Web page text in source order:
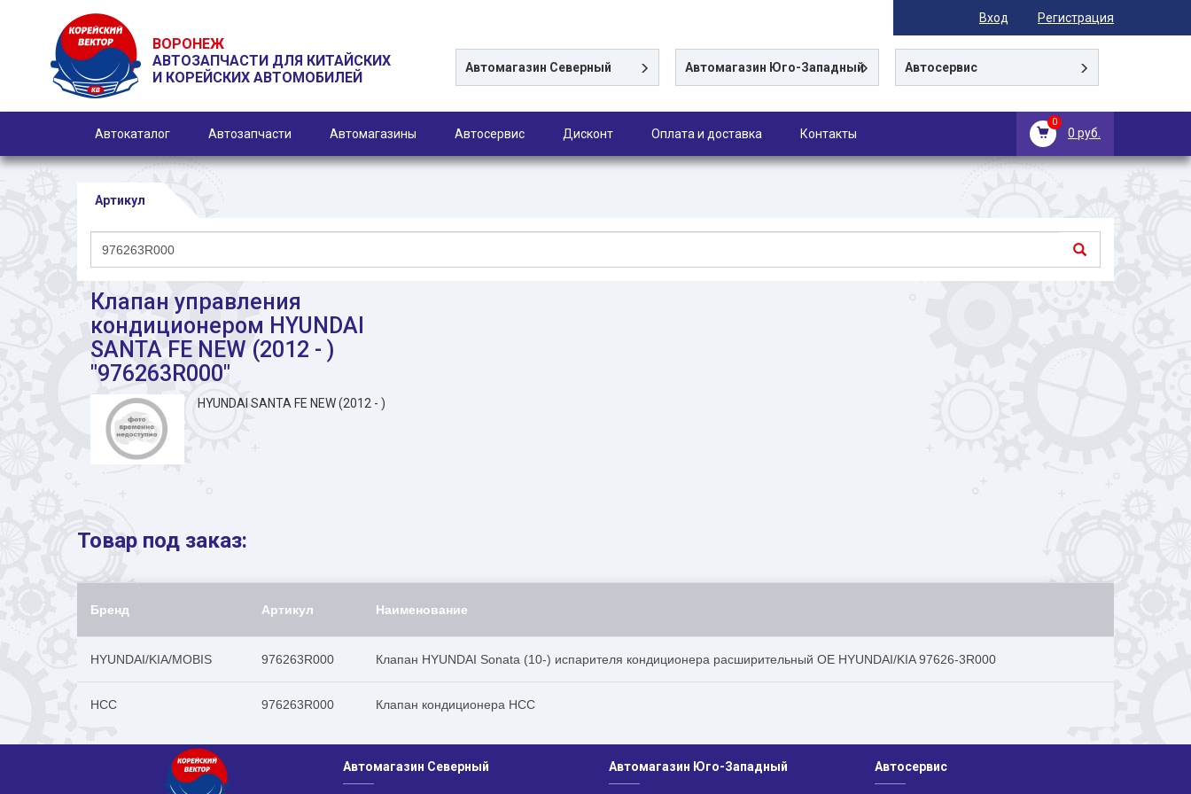
Вход Регистрация
ВОРОНЕЖ
АВТОЗАПЧАСТИ ДЛЯ КИТАЙСКИХ
И КОРЕЙСКИХ АВТОМОБИЛЕЙ
Автомагазин Северный Автомагазин Юго-Западный Автосервис
0
0 руб.
Автокаталог Автозапчасти Автомагазины Автосервис Дисконт Оплата и доставка Контакты
Артикул
Клапан управления
кондиционером HYUNDAI
SANTA FE NEW (2012 - )
"976263R000"
HYUNDAI SANTA FE NEW (2012 - )
Товар под заказ:
Бренд Артикул Наименование
HYUNDAI/KIA/MOBIS 976263R000 Клапан HYUNDAI Sonata (10-) испарителя кондиционера расширительный OE HYUNDAI/KIA 97626-3R000
HCC 976263R000 Клапан кондиционера HCC
Автомагазин Северный Автомагазин Юго-Западный Автосервис